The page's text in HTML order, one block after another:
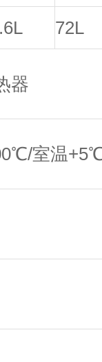
72L
器
室温